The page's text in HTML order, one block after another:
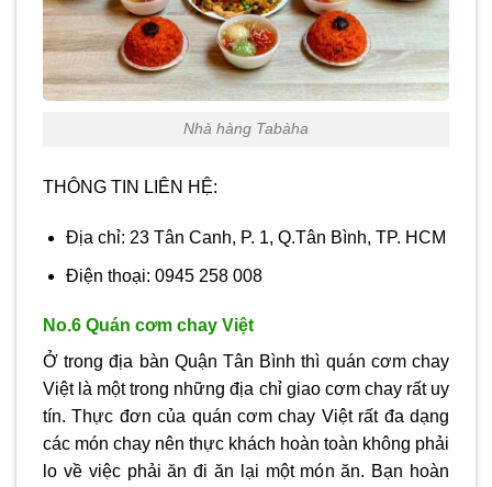
Nhà hàng Tabàha
THÔNG TIN LIÊN HỆ:
Địa chỉ: 23 Tân Canh, P. 1, Q.Tân Bình, TP. HCM
Điện thoại: 0945 258 008
No.6 Quán cơm chay Việt
Ở trong địa bàn Quận Tân Bình thì quán cơm chay
Việt là một trong những địa chỉ giao cơm chay rất uy
tín. Thực đơn của quán cơm chay Việt rất đa dạng
các món chay nên thực khách hoàn toàn không phải
lo về việc phải ăn đi ăn lại một món ăn. Bạn hoàn